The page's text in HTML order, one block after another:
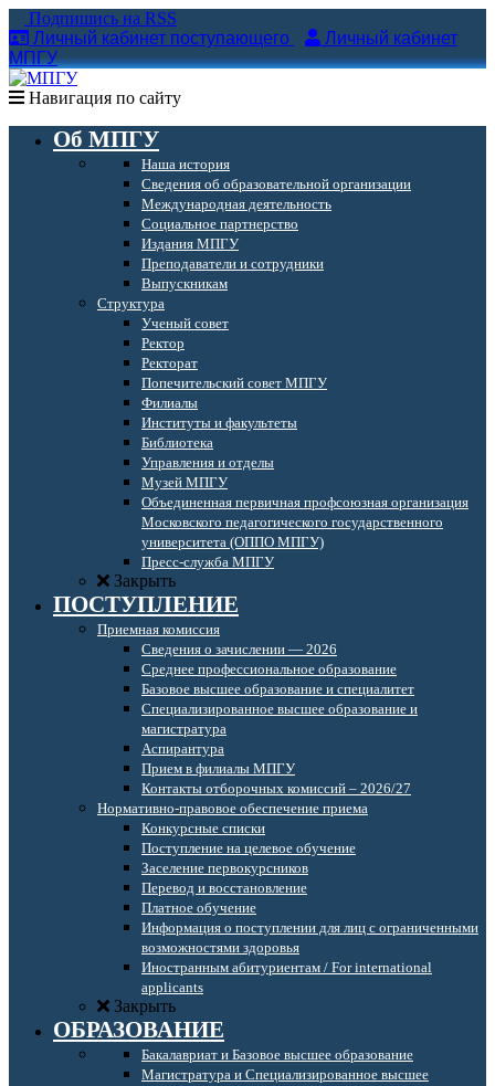
Подпишись на RSS
Личный кабинет поступающего
Личный кабинет
МПГУ
Навигация по сайту
Об МПГУ
Наша история
Сведения об образовательной организации
Международная деятельность
Социальное партнерство
Издания МПГУ
Преподаватели и сотрудники
Выпускникам
Структура
Ученый совет
Ректор
Ректорат
Попечительский совет МПГУ
Филиалы
Институты и факультеты
Библиотека
Управления и отделы
Музей МПГУ
Объединенная первичная профсоюзная организация
Московского педагогического государственного
университета (ОППО МПГУ)
Пресс-служба МПГУ
Закрыть
ПОСТУПЛЕНИЕ
Приемная комиссия
Сведения о зачислении — 2026
Среднее профессиональное образование
Базовое высшее образование и специалитет
Специализированное высшее образование и
магистратура
Аспирантура
Прием в филиалы МПГУ
Контакты отборочных комиссий – 2026/27
Нормативно-правовое обеспечение приема
Конкурсные списки
Поступление на целевое обучение
Заселение первокурсников
Перевод и восстановление
Платное обучение
Информация о поступлении для лиц с ограниченными
возможностями здоровья
Иностранным абитуриентам / For international
applicants
Закрыть
ОБРАЗОВАНИЕ
Бакалавриат и Базовое высшее образование
Магистратура и Специализированное высшее